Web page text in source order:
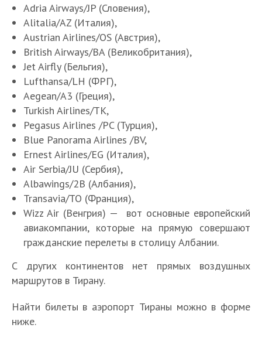
Adria Airways/JP (Словения),
Alitalia/AZ (Италия),
Austrian Airlines/OS (Австрия),
British Airways/BA (Великобритания),
Jet Airfly (Бельгия),
Lufthansa/LH (ФРГ),
Aegean/A3 (Греция),
Turkish Airlines/TK,
Pegasus Airlines /PC (Турция),
Blue Panorama Airlines /BV,
Ernest Airlines/EG (Италия),
Air Serbia/JU (Сербия),
Albawings/2B (Албания),
Transavia/TO (Франция),
Wizz Air (Венгрия) — вот основные европейский
авиакомпании, которые на прямую совершают
гражданские перелеты в столицу Албании.
С других континентов нет прямых воздушных
маршрутов в Тирану.
Найти билеты в аэропорт Тираны можно в форме
ниже.